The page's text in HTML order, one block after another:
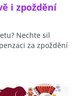
i zpoždění
Nechte sil
za zpoždění